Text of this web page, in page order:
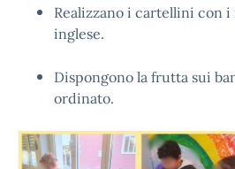
Realizzano i cartellini con
inglese.
Dispongono la frutta sui
ordinato.